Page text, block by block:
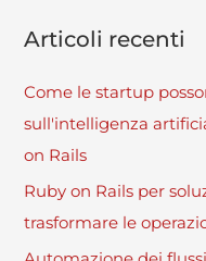
Articoli recenti
Come le startup
sull'intelligenza
on Rails
Ruby on Rails per
trasformare le